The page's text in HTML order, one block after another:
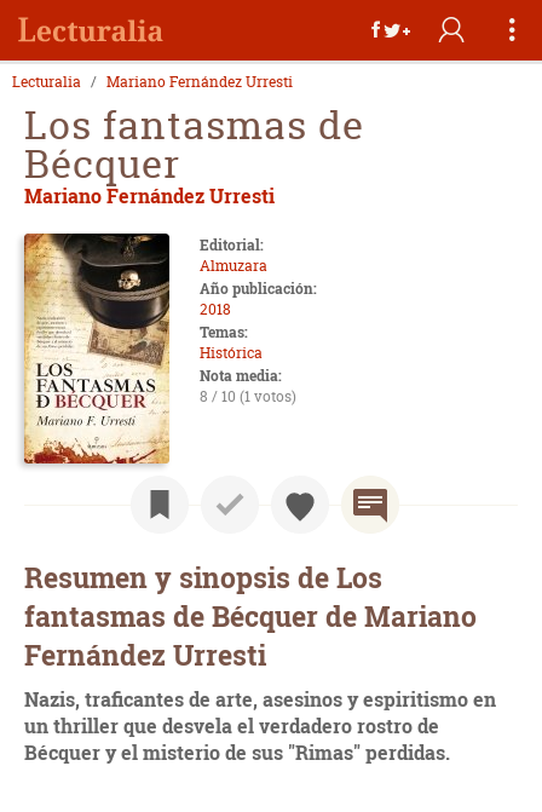
Lecturalia Mariano Fernández Urresti
Los fantasmas de
Bécquer
Mariano Fernández Urresti
Editorial:
Almuzara
Año publicación:
2018
Temas:
Histórica
Nota media:
8 / 10 (1 votos)
Resumen y sinopsis de Los
fantasmas de Bécquer de Mariano
Fernández Urresti
Nazis, traficantes de arte, asesinos y espiritismo en
un thriller que desvela el verdadero rostro de
Bécquer y el misterio de sus "Rimas" perdidas.